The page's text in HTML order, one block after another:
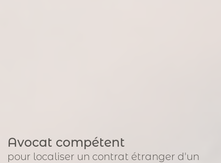
Avocat compétent
pour localiser un contrat étranger d'un